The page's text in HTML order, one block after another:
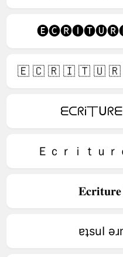
🇪 🇨 🇷 🇮 🇹 🇺
ᗴᑕᖇᎥ丅
Ｅｃｒｉｔｕｒ
ɐʇsuI